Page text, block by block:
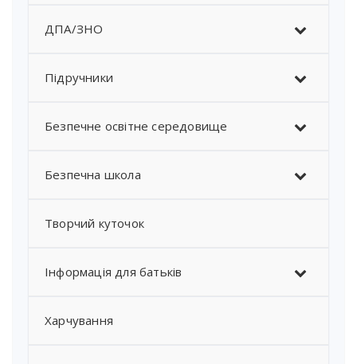
ДПА/ЗНО
Підручники
Безпечне освітне середовище
Безпечна школа
Творчий куточок
Інформація для батьків
Харчування